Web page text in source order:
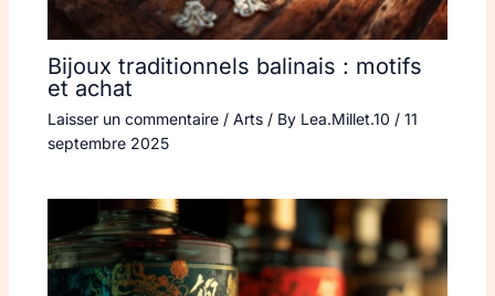
Bijoux traditionnels balinais : motifs
et achat
Laisser un commentaire / Arts/ By Lea.Millet.10 / 11
septembre 2025